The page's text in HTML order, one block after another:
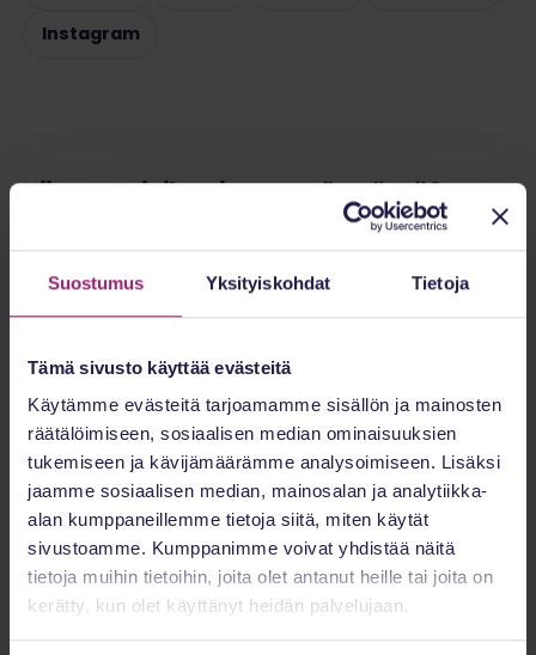
Suostumus Yksityiskohdat Tietoja
Tämä sivusto käyttää evästeitä
Käytämme evästeitä tarjoamamme sisällön ja mainosten
räätälöimiseen, sosiaalisen median ominaisuuksien
tukemiseen ja kävijämäärämme analysoimiseen. Lisäksi
jaamme sosiaalisen median, mainosalan ja analytiikka-
alan kumppaneillemme tietoja siitä, miten käytät
sivustoamme. Kumppanimme voivat yhdistää näitä
tietoja muihin tietoihin, joita olet antanut heille tai joita on
kerätty, kun olet käyttänyt heidän palvelujaan.
Instagram
Kiinnostaisiko sinua myös nämä?
Ajankohtaista
25.06.2026
Tekoäly terveydenhuollossa: säännöt
ovat jo täällä, mutta isot velvoitteet
vasta tulossa